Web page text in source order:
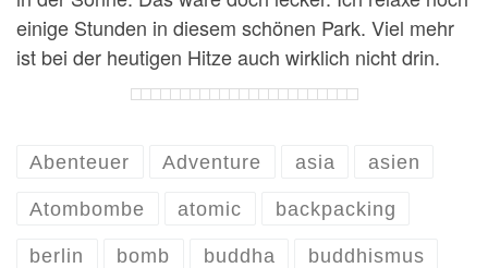
einige Stunden in diesem schönen Park. Viel mehr
ist bei der heutigen Hitze auch wirklich nicht drin.
Abenteuer Adventure asia asien
Atombombe atomic backpacking
berlin bomb buddha buddhismus